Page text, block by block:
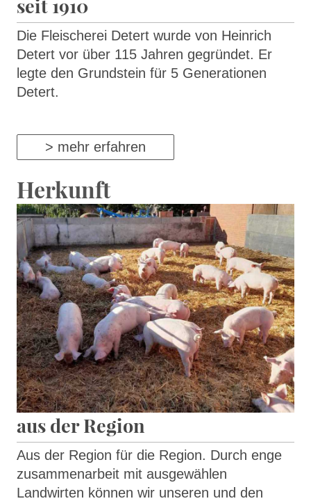
seit 1910
Die Fleischerei Detert wurde von Heinrich
Detert vor über 115 Jahren gegründet. Er
legte den Grundstein für 5 Generationen
Detert.
> mehr erfahren
Herkunft
aus der Region
Aus der Region für die Region. Durch enge
zusammenarbeit mit ausgewählen
Landwirten können wir unseren und den